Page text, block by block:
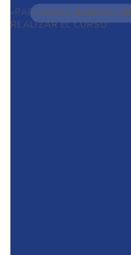
ÉXITO SUMAMOS
«PARA MÍ HA SIDO UNA
REALIZAR EL CURSO”